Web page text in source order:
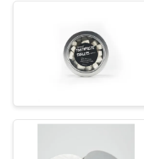
गोपनीयताऑर्गेनिक